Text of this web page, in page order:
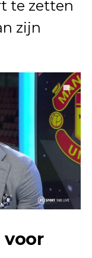
te zetten
zijn
voor